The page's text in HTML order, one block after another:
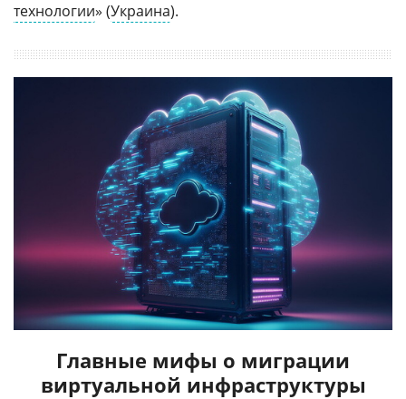
технологии» (Украина).
Главные мифы о миграции
виртуальной инфраструктуры